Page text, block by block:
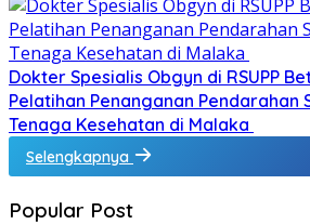
Dokter Spesialis Obgyn di RSUPP
Pelatihan Penanganan Pendarahan
Tenaga Kesehatan di Malaka
Selengkapnya
Popular Post